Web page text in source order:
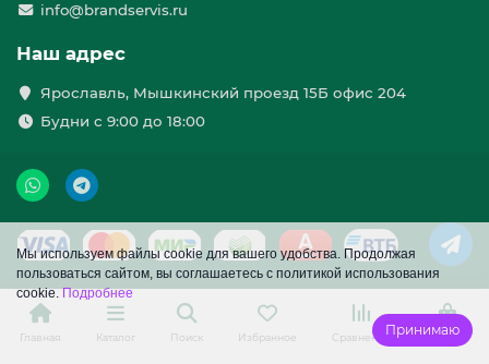
Мы используем файлы cookie для вашего удобства. Продолжая
пользоваться сайтом, вы соглашаетесь с политикой использования
cookie.Подробнее
Принимаю
info@brandservis.ru
Наш адрес
Ярославль, Мышкинский проезд 15Б офис 204
Будни с 9:00 до 18:00
Главная Каталог Поиск Избранное Сравнение Корзина